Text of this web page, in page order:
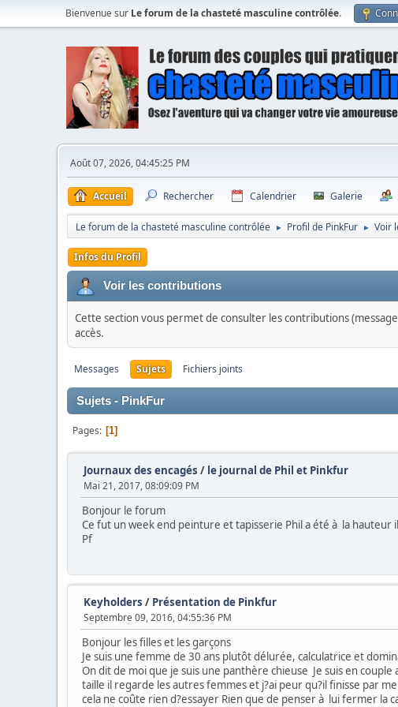
Bienvenue sur Le forum de la chasteté masculine contrôlée.
Août 07, 2026, 04:45:25 PM
Accueil Rechercher Calendrier Galerie
Le forum de la chasteté masculine contrôlée ► Profil de PinkFur ► Voir
Infos du Profil
Voir les contributions
Cette section vous permet de consulter les contributions
accès.
Messages Sujets Fichiers joints
Sujets - PinkFur
Pages 1
Journaux des encagés / le journal de Phil et Pinkfur
Mai 21, 2017, 08:09:09 PM
Bonjour le forum
Ce fut un week end peinture et tapisserie Phil a été à la hauteur
Pf
Keyholders / Présentation de Pinkfur
Septembre 09, 2016, 04:55:36 PM
Bonjour les filles et les garçons
Je suis une femme de 30 ans plutôt délurée, calculatrice et
On dit de moi que je suis une panthère chieuse Je suis en
taille il regarde les autres femmes et j?ai peur qu?il finisse par
cela ne coûte rien d?essayer Rien que de penser à lui fermer la